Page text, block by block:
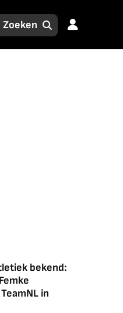
bekend:
in